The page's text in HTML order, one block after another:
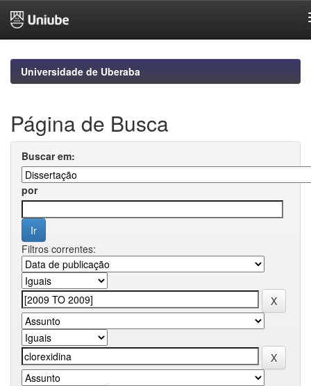
navigationUniversidade de Uberaba
Página de Busca
Buscar em:
por
Filtros correntes: